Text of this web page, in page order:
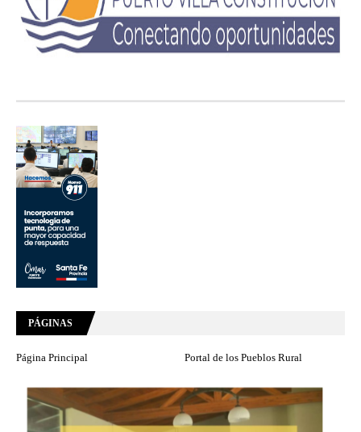
PÁGINAS
Página Principal Portal de los Pueblos Rural